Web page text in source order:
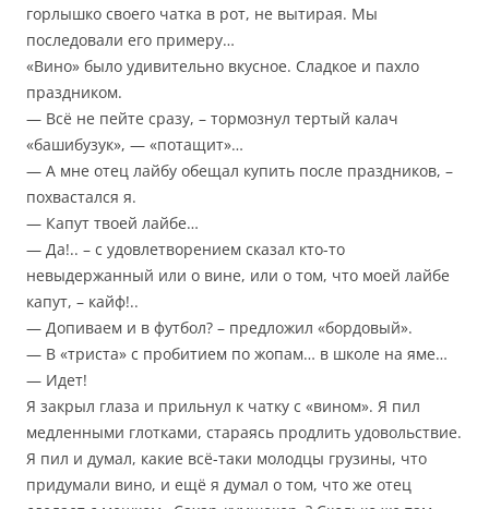
горлышко своего чатка в рот, не вытирая. Мы
последовали его примеру…
«Вино» было удивительно вкусное. Сладкое и пахло
праздником.
— Всё не пейте сразу, – тормознул тертый калач
«башибузук», — «потащит»…
— А мне отец лайбу обещал купить после праздников, –
похвастался я.
— Капут твоей лайбе…
— Да!.. – с удовлетворением сказал кто-то
невыдержанный или о вине, или о том, что моей лайбе
капут, – кайф!..
— Допиваем и в футбол? – предложил «бордовый».
— В «триста» с пробитием по жопам… в школе на яме…
— Идет!
Я закрыл глаза и прильнул к чатку с «вином». Я пил
медленными глотками, стараясь продлить удовольствие.
Я пил и думал, какие всё-таки молодцы грузины, что
придумали вино, и ещё я думал о том, что же отец